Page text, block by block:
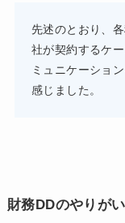
先述のとおり、
社が契約するケ
ミュニケーショ
感じました。
財務DDのやりが